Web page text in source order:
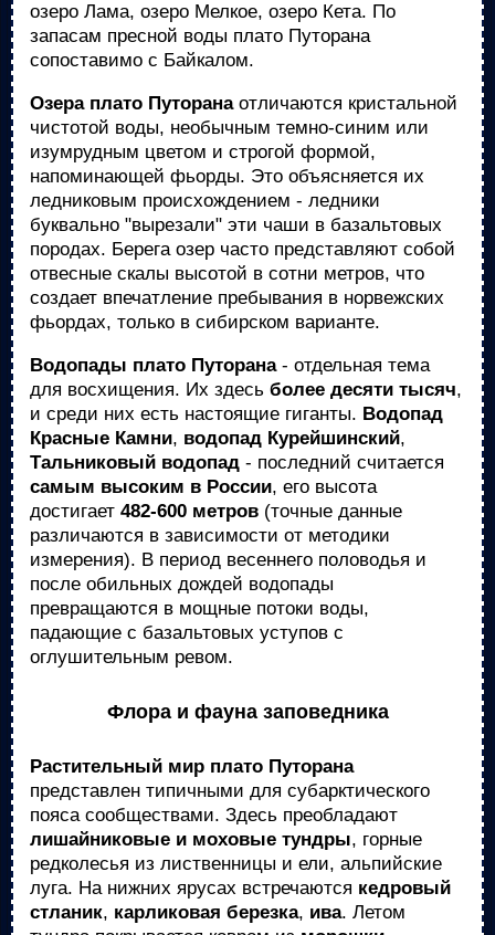
озеро Лама, озеро Мелкое, озеро Кета. По
запасам пресной воды плато Путорана
сопоставимо с Байкалом.
Озера плато Путоранаотличаются кристальной
чистотой воды, необычным темно-синим или
изумрудным цветом и строгой формой,
напоминающей фьорды. Это объясняется их
ледниковым происхождением - ледники
буквально "вырезали" эти чаши в базальтовых
породах. Берега озер часто представляют собой
отвесные скалы высотой в сотни метров, что
создает впечатление пребывания в норвежских
фьордах, только в сибирском варианте.
Водопады плато Путорана- отдельная тема
для восхищения. Их здесь более десяти тысяч,
и среди них есть настоящие гиганты. Водопад
Красные Камни, водопад Курейшинский,
Тальниковый водопад - последний считается
самым высоким в России, его высота
достигает 482-600 метров (точные данные
различаются в зависимости от методики
измерения). В период весеннего половодья и
после обильных дождей водопады
превращаются в мощные потоки воды,
падающие с базальтовых уступов с
оглушительным ревом.
Флора и фауна заповедника
Растительный мир плато Путорана
представлен типичными для субарктического
пояса сообществами. Здесь преобладают
лишайниковые и моховые тундры, горные
редколесья из лиственницы и ели, альпийские
луга. На нижних ярусах встречаются кедровый
стланик, карликовая березка, ива. Летом